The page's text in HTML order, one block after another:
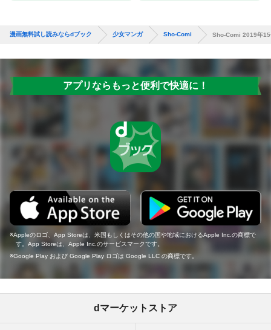
漫画無料試し読みならdブック 少女マンガ Sho-Comi Sho-Comi 2019年
アプリならもっと便利で快適に！
Appleのロゴ、App Storeは、米国もしくはその他の国や地域におけるApple Inc.の商標で
す。App Storeは、Apple Inc.のサービスマークです。
Google Play および Google Play ロゴは Google LLC の商標です。
dマーケットストア